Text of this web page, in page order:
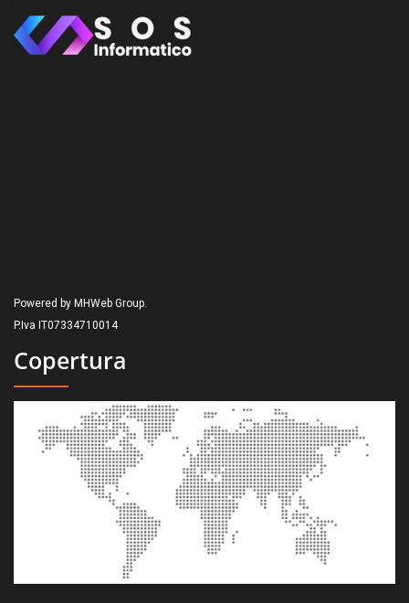
Powered by MHWeb Group.
P.Iva IT07334710014
Copertura